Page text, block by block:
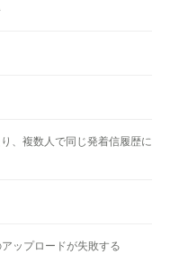
、複数人で同じ発着信履歴に
ップロードが失敗する